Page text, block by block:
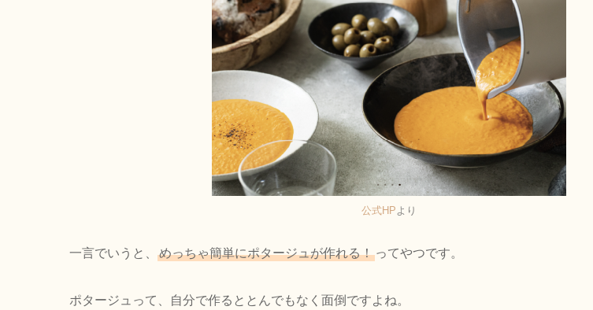
公式HP より
一言でいうと、 めっちゃ簡単にポタージュが作れる！ ってやつです。
ポタージュって、自分で作るととんでもなく面倒ですよね。